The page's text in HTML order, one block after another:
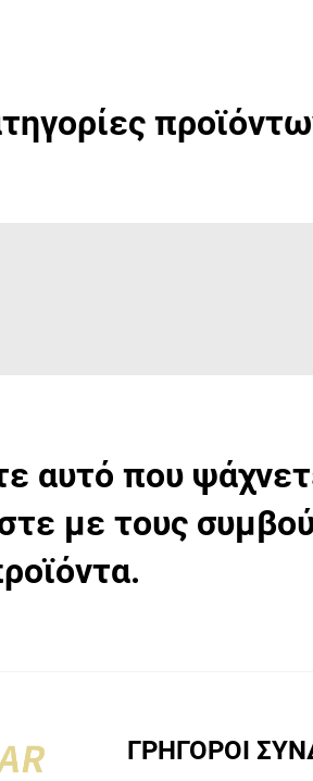
αυτό που
με τους
ΓΡΉΓΟΡΟΙ